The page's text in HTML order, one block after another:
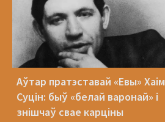
Аўтар пратэставай «Евы» Хаім
Суцін: быў «белай варонай» і
знішчаў свае карціны